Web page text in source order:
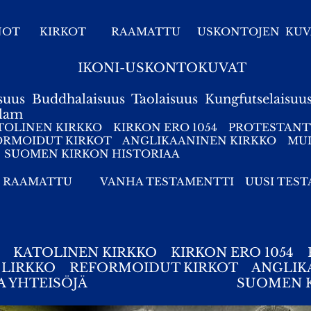
KIRKOT RAAMATTU USKONTOJEN
IKONI-USKONTOKUVAT
Buddhalaisuus Taolaisuus
KIRKKO KIRKON ERO 1054
KIRKOT
ANGLIKAANINEN KIRKKO
SUOMEN KIRKON HISTORIAA
RAAMATTU VANHA TESTAMENTTI UUSI
KATOLINEN KIRKKO KIRKON ERO 1054
REFORMOIDUT KIRKOT
YHTEISÖJÄ
SUOMEN